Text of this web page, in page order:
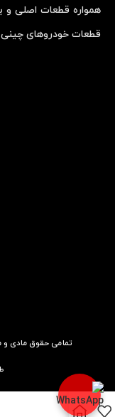
همواره قطعات اصلی و
قطعات خودروهای
تمامی حقوق مادی